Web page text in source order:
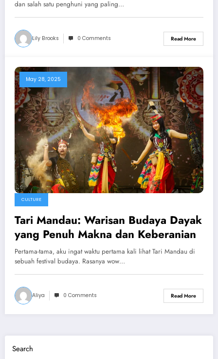
dan salah satu penghuni yang paling…
Lily Brooks 0 Comments Read More
May 28, 2025
CULTURE
Tari Mandau: Warisan Budaya Dayak
yang Penuh Makna dan Keberanian
Pertama-tama, aku ingat waktu pertama kali lihat Tari Mandau di
sebuah festival budaya. Rasanya wow…
Aliya 0 Comments Read More
Search